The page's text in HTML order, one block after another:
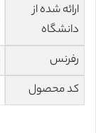
ارائه شده از
دانشگاه
رفرنس
کد محصول